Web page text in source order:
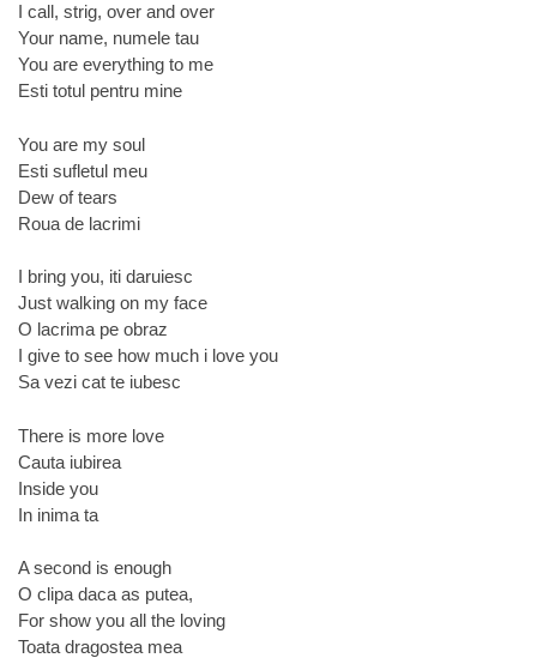
I call, strig, over and over
Your name, numele tau
You are everything to me
Esti totul pentru mine
You are my soul
Esti sufletul meu
Dew of tears
Roua de lacrimi
I bring you, iti daruiesc
Just walking on my face
O lacrima pe obraz
I give to see how much i love you
Sa vezi cat te iubesc
There is more love
Cauta iubirea
Inside you
In inima ta
A second is enough
O clipa daca as putea,
For show you all the loving
Toata dragostea mea